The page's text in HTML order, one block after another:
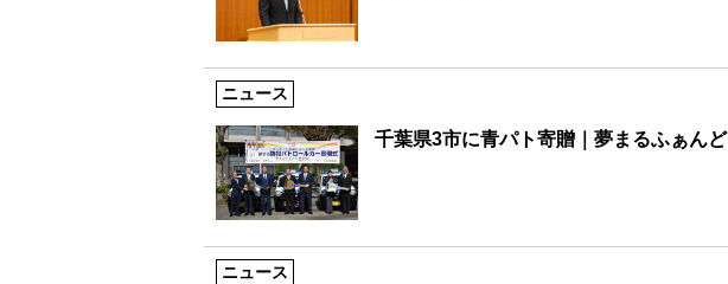
ニュース
千葉県3市に青パト寄贈｜夢まるふぁんど
ニュース